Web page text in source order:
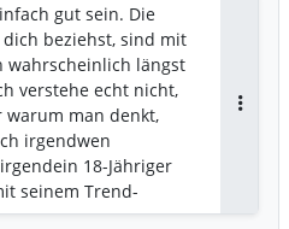
gut sein. Die
beziehst, sind mit
wahrscheinlich längst
verstehe echt nicht,
warum man denkt,
irgendwen
18-Jähriger
seinem Trend-
hat.